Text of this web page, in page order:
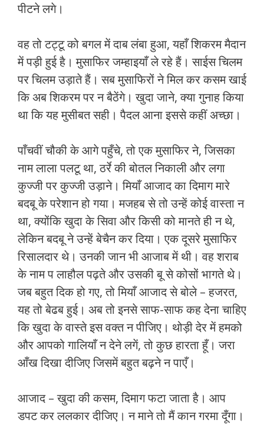
पीटने लगे।
वह तो टट्टू को बगल में दाब लंबा हुआ, यहाँ शिकरम मैदान
में पड़ी हुई है। मुसाफिर जम्हाइयाँ ले रहे हैं। साईस चिलम
पर चिलम उड़ाते हैं। सब मुसाफिरों ने मिल कर कसम खाई
कि अब शिकरम पर न बैठेंगे। खुदा जाने, क्या गुनाह किया
था कि यह मुसीबत सही। पैदल आना इससे कहीं अच्छा।
पाँचवीं चौकी के आगे पहुँचे, तो एक मुसाफिर ने, जिसका
नाम लाला पलटू था, ठर्रे की बोतल निकाली और लगा
कुज्जी पर कुज्जी उड़ाने। मियाँ आजाद का दिमाग मारे
बदबू के परेशान हो गया। मजहब से तो उन्हें कोई वास्ता न
था, क्योंकि खुदा के सिवा और किसी को मानते ही न थे,
लेकिन बदबू ने उन्हें बेचैन कर दिया। एक दूसरे मुसाफिर
रिसालदार थे। उनकी जान भी आजाब में थी। वह शराब
के नाम प लाहौल पढ़ते और उसकी बू से कोसों भागते थे।
जब बहुत दिक हो गए, तो मियाँ आजाद से बोले – हजरत,
यह तो बेढब हुई। अब तो इनसे साफ-साफ कह देना चाहिए
कि खुदा के वास्ते इस वक्त न पीजिए। थोड़ी देर में हमको
और आपको गालियाँ न देने लगें, तो कुछ हारता हूँ। जरा
आँख दिखा दीजिए जिसमें बहुत बढ़ने न पाएँ।
आजाद – खुदा की कसम, दिमाग फटा जाता है। आप
डपट कर ललकार दीजिए। न माने तो मैं कान गरमा दूँगा।